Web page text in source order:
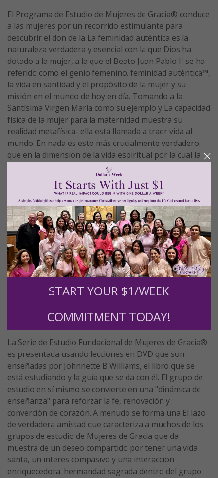
El Programa de Estudio de Mujeres de Gracia® conduce
a las mujeres por un recorrido estimulante para
descubrir el don de la La feminidad auténtica es la
naturaleza verdadera y esencial con la que Dios ha
dotado a la mujer, a la que el Beato Juan Pablo II se ha
referido como el genio femenino. feminidad auténtica™,
la vida en santidad y el propósito de la mujer y su
misión en el mundo de hoy en día. Tomando a la
Santísima Virgen María como su ejemplo y La capacidad
física de la mujer para la maternidad muestra su
realidad metafísica- ella está llamada a traer vida al
mundo. En nada es esto más crucialmente verdadero
que en la dimensión de la vida espiritual por la cual la
mujer está llamada a ser la portadora de Cristo. En
esto, la mujer está llamada a imitar a la Bendita Virgen
María cuya fructífera aceptación dio a luz a Jesús Cristo
para el mundo y dio el mundo a Jesús Cristo.Madre
Espiritual, las participantes crecen en las virtudes
femeninas y en los secretos de la verdadera realización.
El programa toma un enfoque multifacético al explorar
todos los aspectos de la persona femenina incluyendo
su espiritualidad, sicología, realidad emocional y su ser
la Serie de Estudio Fundacional de Mujeres de Gracia®
Abundante.
La Serie de Estudio Fundacional de Mujeres de Gracia®
es presentada usando lecciones en DVD que son
enseñadas por Johnnette B Williams, el libro que se
está estudiando y la guía que se da con él. El grupo de
estudio en sí mismo se convierte en una "dinámica de
enseñanza" para reforzar la fe, renovación y
converción de corazón. A menudo se forma una El lazo
de verdadera amistad que caracteriza a muchos de los
grupos de estudio de Mujeres de Gracia que da
muestra de un deseo compartido por tener una vida
santa, un interés compasivo y una interacción
enriquecedora. hermandad sagrada dentro del grupo
START YOUR $1/WEEK
COMMITMENT TODAY!